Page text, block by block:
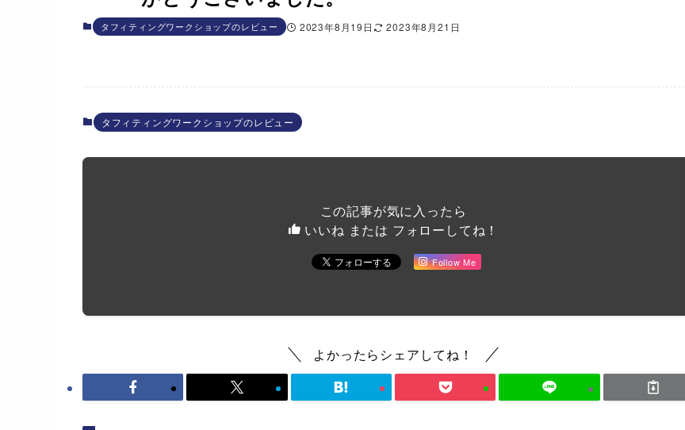
タフィティングワークショップのレビュー 2023年8月19日 2023年8月21日
タフィティングワークショップのレビュー
この記事が気に入ったら
いいね または フォローしてね！
Follow Me
よかったらシェアしてね！